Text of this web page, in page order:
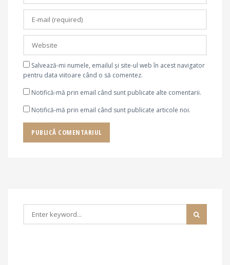
Salvează-mi numele, emailul și site-ul web în acest navigator
pentru data viitoare când o să comentez.
Notifică-mă prin email când sunt publicate alte comentarii.
Notifică-mă prin email când sunt publicate articole noi.